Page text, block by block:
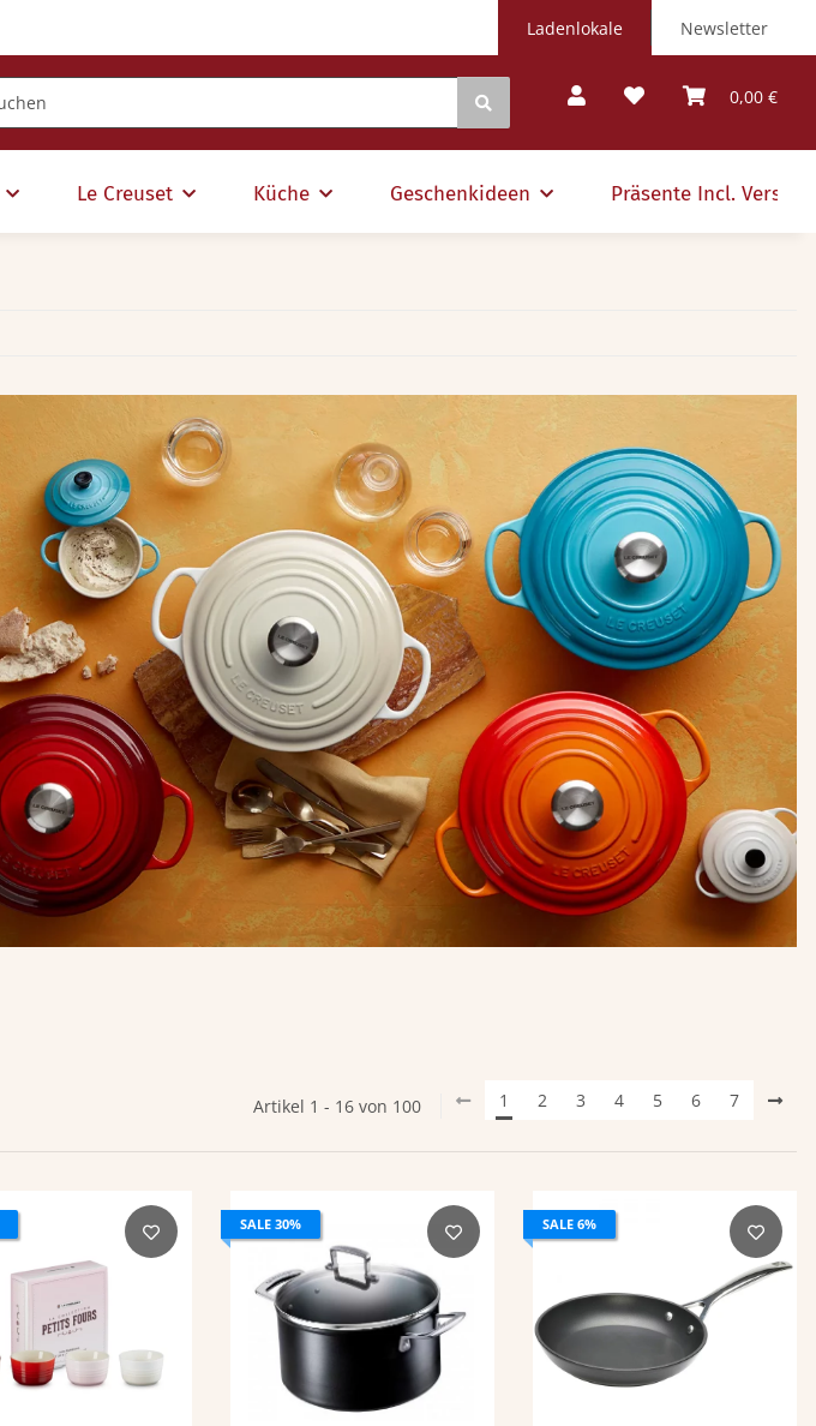
Ladenlokale Newsletter
0,00 €
Le Creuset Küche Geschenkideen Präsente Incl. Versand
Artikel 1 - 16 von 100 1 2 3 4 5 6 7
SALE 30% SALE 6%